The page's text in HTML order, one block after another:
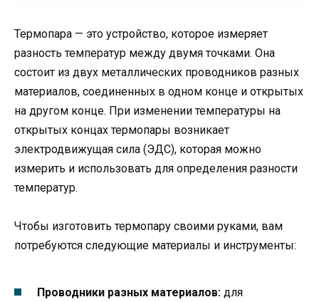
Термопара — это устройство, которое измеряет
разность температур между двумя точками. Она
состоит из двух металлических проводников разных
материалов, соединенных в одном конце и открытых
на другом конце. При изменении температуры на
открытых концах термопары возникает
электродвижущая сила (ЭДС), которая можно
измерить и использовать для определения разности
температур.
Чтобы изготовить термопару своими руками, вам
потребуются следующие материалы и инструменты:
Проводники разных материалов: для